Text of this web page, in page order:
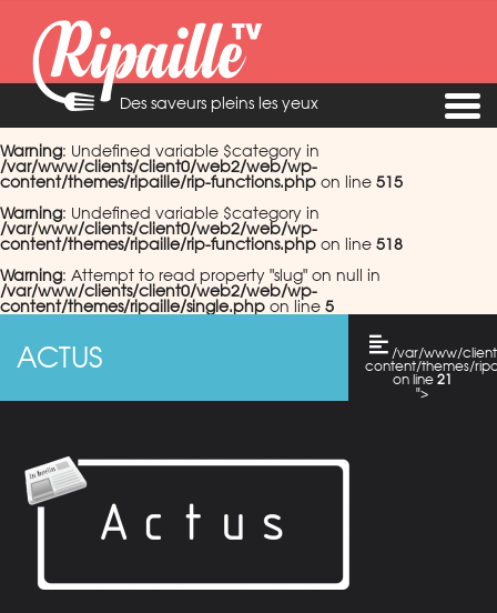
Des saveurs pleins les yeux
Warning: Undefined variable $category in
/var/www/clients/client0/web2/web/wp-
content/themes/ripaille/rip-functions.php on line 515
Warning: Undefined variable $category in
/var/www/clients/client0/web2/web/wp-
content/themes/ripaille/rip-functions.php on line 518
Warning: Attempt to read property "slug" on null in
/var/www/clients/client0/web2/web/wp-
content/themes/ripaille/single.php on line 5
ACTUS
/var/www/
content/themes/
on line 21
">